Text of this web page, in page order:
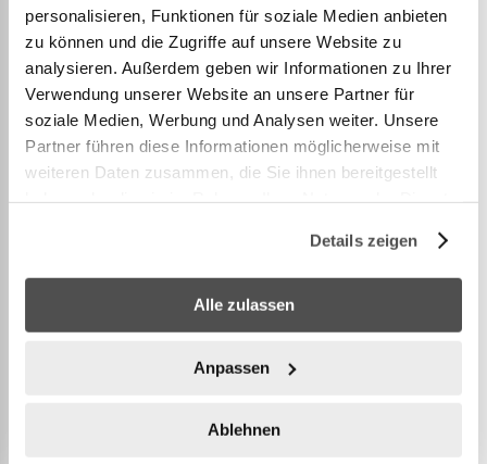
personalisieren, Funktionen für soziale Medien anbieten
zu können und die Zugriffe auf unsere Website zu
analysieren. Außerdem geben wir Informationen zu Ihrer
Verwendung unserer Website an unsere Partner für
soziale Medien, Werbung und Analysen weiter. Unsere
Partner führen diese Informationen möglicherweise mit
weiteren Daten zusammen, die Sie ihnen bereitgestellt
Details zeigen
Alle zulassen
Anpassen
Ablehnen
Ajouter au panier